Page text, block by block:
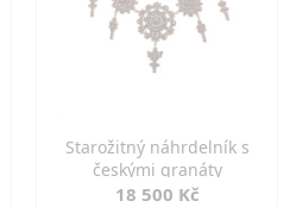
Starožitný náhrdelník s
českými granáty
18 500 Kč